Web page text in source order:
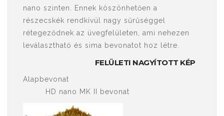
nano szinten. Ennek köszönhetően a
részecskék rendkívül nagy sűrűséggel
rétegeződnek az üvegfelületen, ami nehezen
leválasztható és sima bevonatot hoz létre.
FELÜLETI NAGYÍTOTT KÉP
Alapbevonat
HD nano MK II bevonat